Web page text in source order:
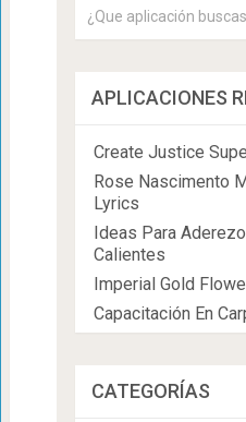
APLICACIONES
Create Justice
Rose Nascimento
Lyrics
Ideas Para
Calientes
Imperial Gold
Capacitación En
CATEGORÍAS